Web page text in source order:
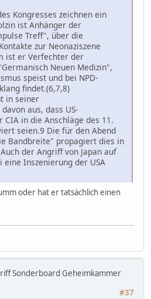
Kongresses zeichnen ein
ist Anhänger der
Treff", über die
zur Neonaziszene
ist er Verfechter der
Neuen Medizin",
speist und bei NPD-
findet.(6,7,8)
in seiner
aus, dass US-
in die Anschläge des 11.
seien.9 Die für den Abend
Bandbreite" propagiert dies in
der Angriff von Japan auf
eine Inszenierung der USA
oder hat er tatsächlich einen
Sonderboard Geheimkammer
#37